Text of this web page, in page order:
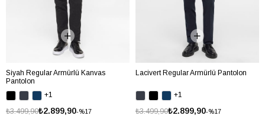
Siyah Regular Armürlü Kanvas
Pantolon
+1
%17
₺2.899,90
₺3.499,90
Lacivert Regular Armürlü Pantolon
+1
%17
₺2.899,90
₺3.499,90